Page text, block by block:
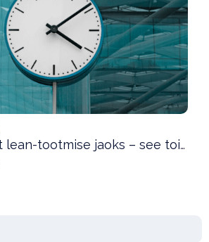
5S ei ole ainult lean-tootmise jaoks – see toimib ka ajajuhtimises